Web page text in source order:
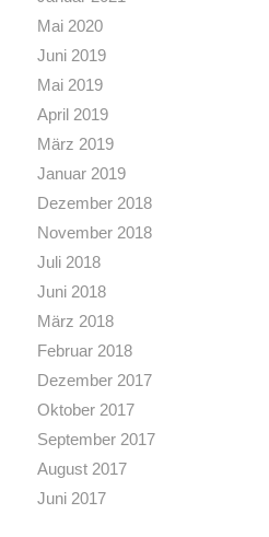
Mai 2020
Juni 2019
Mai 2019
April 2019
März 2019
Januar 2019
Dezember 2018
November 2018
Juli 2018
Juni 2018
März 2018
Februar 2018
Dezember 2017
Oktober 2017
September 2017
August 2017
Juni 2017